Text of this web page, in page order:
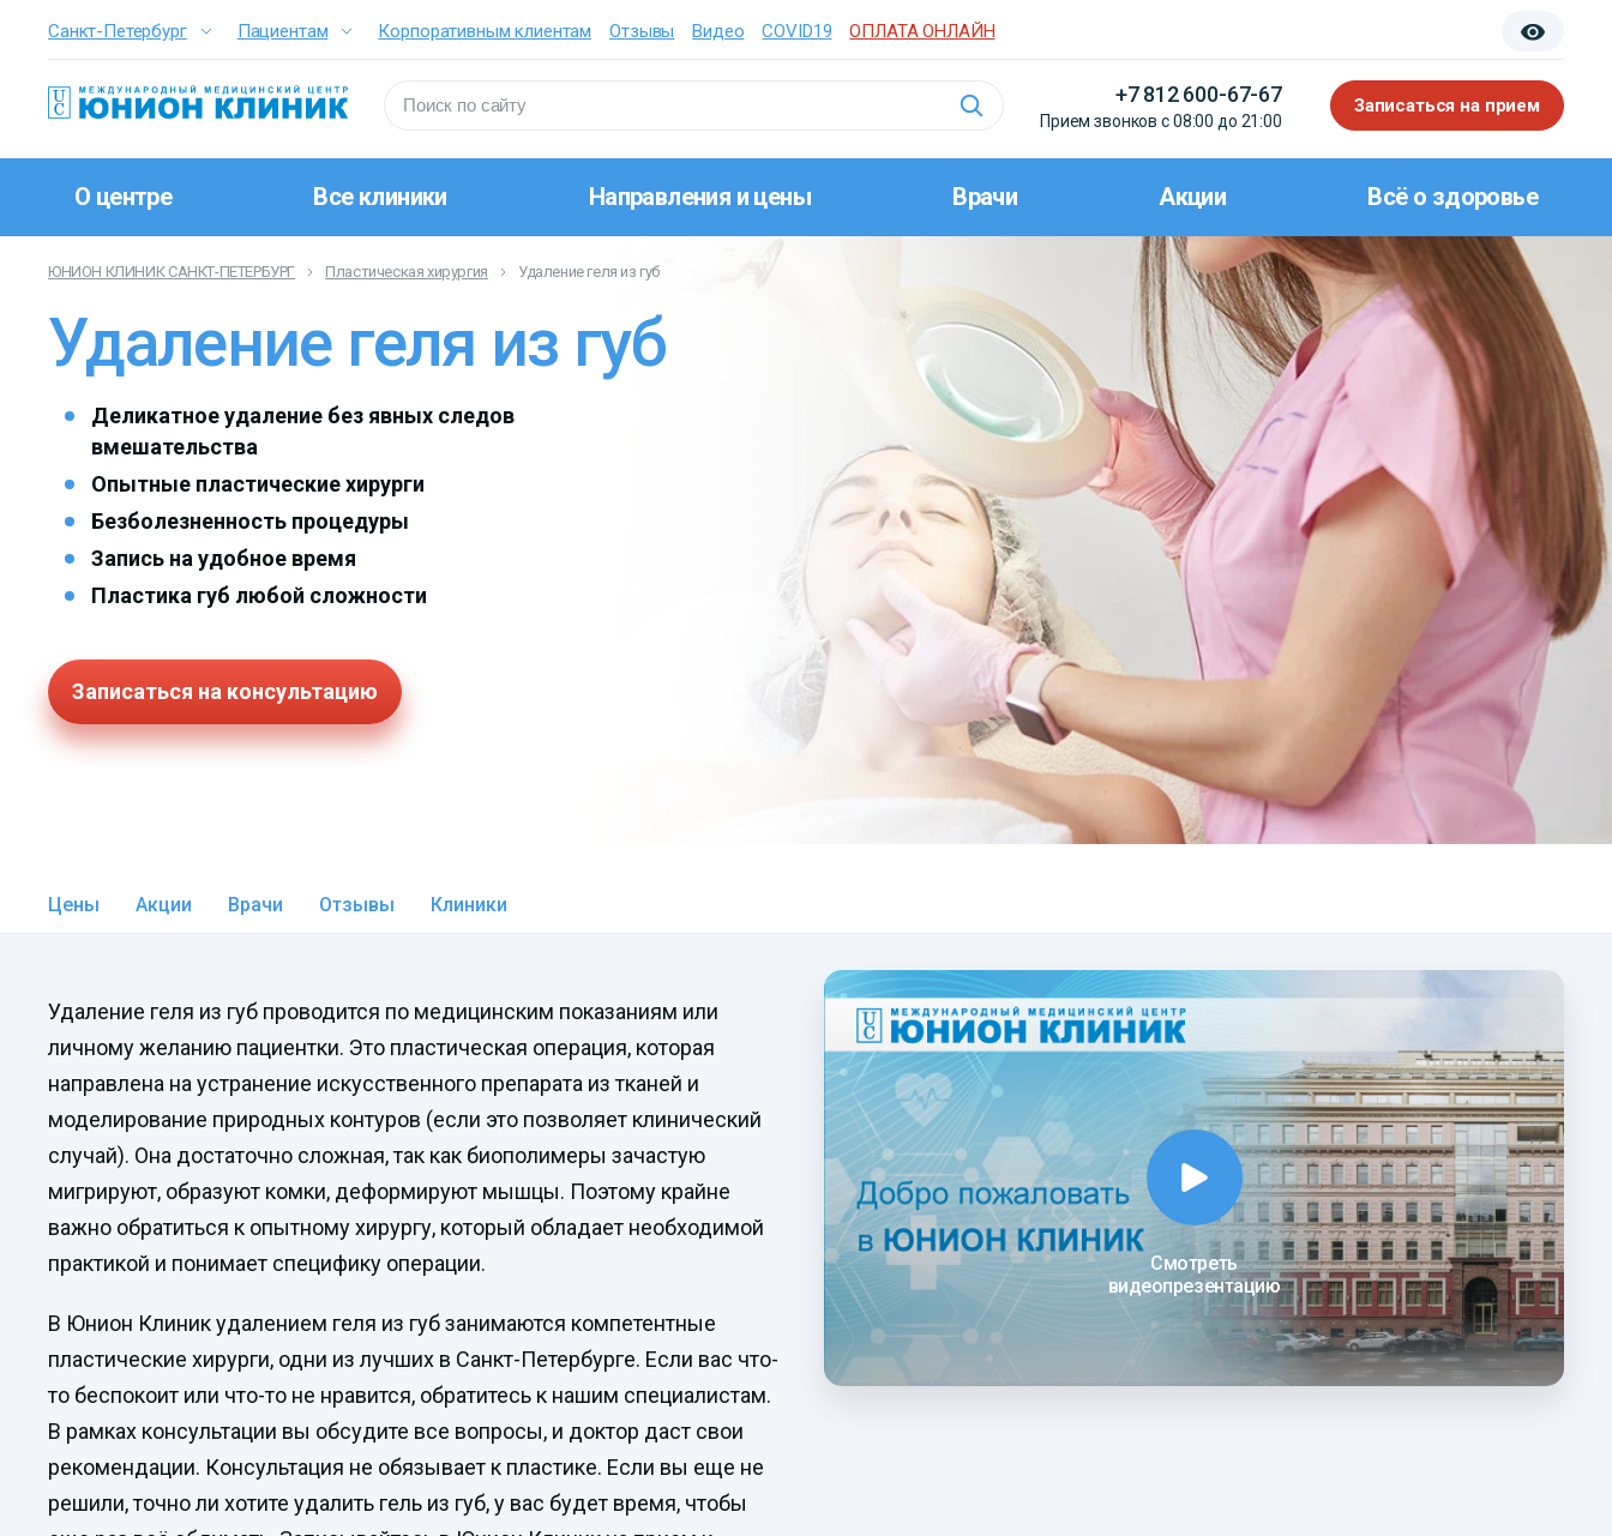
Санкт-Петербург Пациентам Корпоративным клиентам Отзывы Видео COVID19 ОПЛАТА ОНЛАЙН
+7 812 600-67-67
Прием звонков с 08:00 до 21:00
Записаться на прием
О центре Все клиники Направления и цены Врачи Акции Всё о здоровье
ЮНИОН КЛИНИК САНКТ-ПЕТЕРБУРГ Пластическая хирургия Удаление геля из губ
Удаление геля из губ
Деликатное удаление без явных следов
вмешательства
Опытные пластические хирурги
Безболезненность процедуры
Запись на удобное время
Пластика губ любой сложности
Записаться на консультацию
Цены Акции Врачи Отзывы Клиники
Смотреть
видеопрезентацию
Удаление геля из губ проводится по медицинским показаниям или
личному желанию пациентки. Это пластическая операция, которая
направлена на устранение искусственного препарата из тканей и
моделирование природных контуров (если это позволяет клинический
случай). Она достаточно сложная, так как биополимеры зачастую
мигрируют, образуют комки, деформируют мышцы. Поэтому крайне
важно обратиться к опытному хирургу, который обладает необходимой
практикой и понимает специфику операции.
В Юнион Клиник удалением геля из губ занимаются компетентные
пластические хирурги, одни из лучших в Санкт-Петербурге. Если вас что-
то беспокоит или что-то не нравится, обратитесь к нашим специалистам.
В рамках консультации вы обсудите все вопросы, и доктор даст свои
рекомендации. Консультация не обязывает к пластике. Если вы еще не
решили, точно ли хотите удалить гель из губ, у вас будет время, чтобы